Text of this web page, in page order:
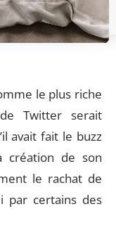
le plus riche
Twitter serait
avait fait le buzz
création de son
le rachat de
par certains des